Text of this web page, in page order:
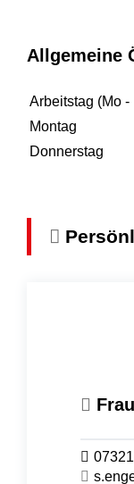
Allgemeine
Arbeitstag (Mo -
Montag
Donnerstag
Frau